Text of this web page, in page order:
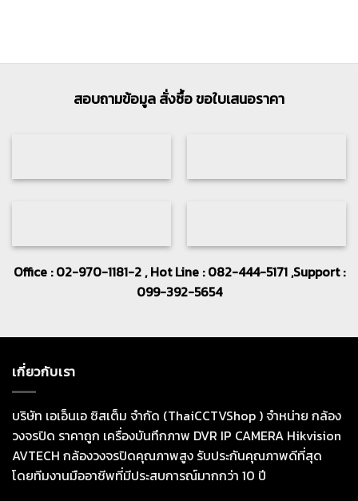
สอบถามข้อมูล สั่งซื้อ ขอใบเสนอราคา
Office : 02-970-1181-2 , Hot Line : 082-444-5171 ,Support :
099-392-5654
เกี่ยวกับเรา
บริษัท เอเอ็นเอ ซิสเต็ม จำกัด (ThaiCCTVShop ) จำหน่าย กล้อง
วงจรปิด ราคาถูก เครื่องบันทึกภาพ DVR IP CAMERA Hikvision
AVTECH กล้องวงจรปิดคุณภาพสูง รับประกันคุณภาพดีที่สุด
โดยทีมงานมืออาชีพที่มีประสบการณ์มากกว่า 10 ปี